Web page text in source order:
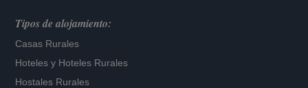
Tipos de alojamiento:
Casas Rurales
Hoteles y Hoteles Rurales
Hostales Rurales